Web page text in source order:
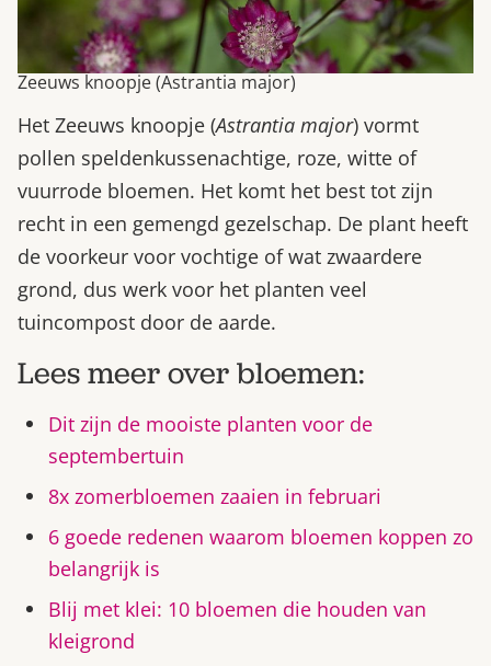
Zeeuws knoopje (Astrantia major)
Het Zeeuws knoopje (Astrantia major) vormt
pollen speldenkussenachtige, roze, witte of
vuurrode bloemen. Het komt het best tot zijn
recht in een gemengd gezelschap. De plant heeft
de voorkeur voor vochtige of wat zwaardere
grond, dus werk voor het planten veel
tuincompost door de aarde.
Lees meer over bloemen:
Dit zijn de mooiste planten voor de
septembertuin
8x zomerbloemen zaaien in februari
6 goede redenen waarom bloemen koppen zo
belangrijk is
Blij met klei: 10 bloemen die houden van
kleigrond